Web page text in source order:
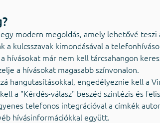
modern megoldás, amely lehetővé
a kulcsszavak kimondásával a
hívásokat már nem kell tárcsahangon
a hívásokat magasabb színvonalon.
hangutasításokkal, engedélyeznie kell a
a "Kérdés-válasz" beszéd szintézis és
telefonos integrációval a címkék
hívásinformációkkal együtt.